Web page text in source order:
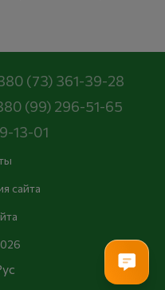
(73) 361-39-28
(99) 296-51-65
13-01
сайта